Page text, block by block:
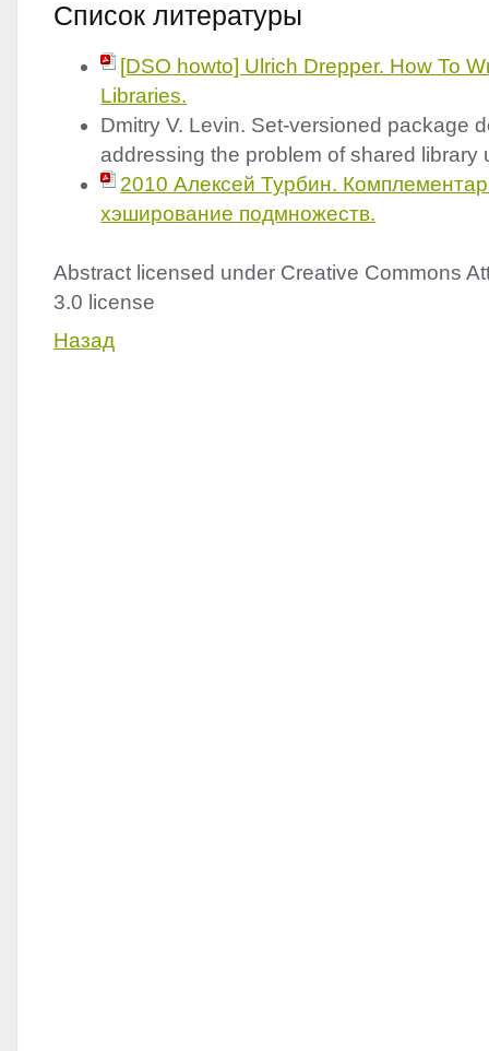
Список литературы
[DSO howto] Ulrich Drepper. How To
Libraries.
Dmitry V. Levin. Set-versioned package
addressing the problem of shared library
2010 Алексей Турбин.
хэширование подмножеств.
Abstract licensed under Creative Commons
3.0 license
Назад